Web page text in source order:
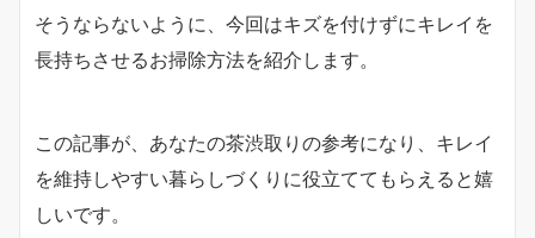
そうならないように、今回はキズを付けずにキレイを
長持ちさせるお掃除方法を紹介します。
この記事が、あなたの茶渋取りの参考になり、キレイ
を維持しやすい暮らしづくりに役立ててもらえると嬉
しいです。